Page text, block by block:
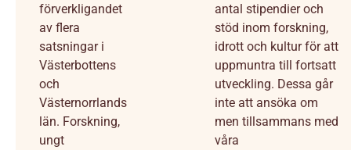
förverkligandet
av flera
satsningar i
Västerbottens
och
Västernorrlands
län. Forskning,
ungt
antal stipendier och
stöd inom forskning,
idrott och kultur för att
uppmuntra till fortsatt
utveckling. Dessa går
inte att ansöka om
men tillsammans med
våra